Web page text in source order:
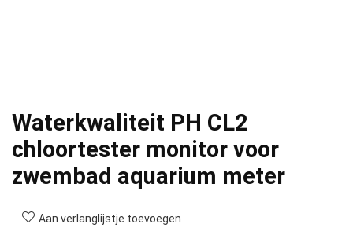
Waterkwaliteit PH CL2
chloortester monitor voor
zwembad aquarium meter
Aan verlanglijstje toevoegen